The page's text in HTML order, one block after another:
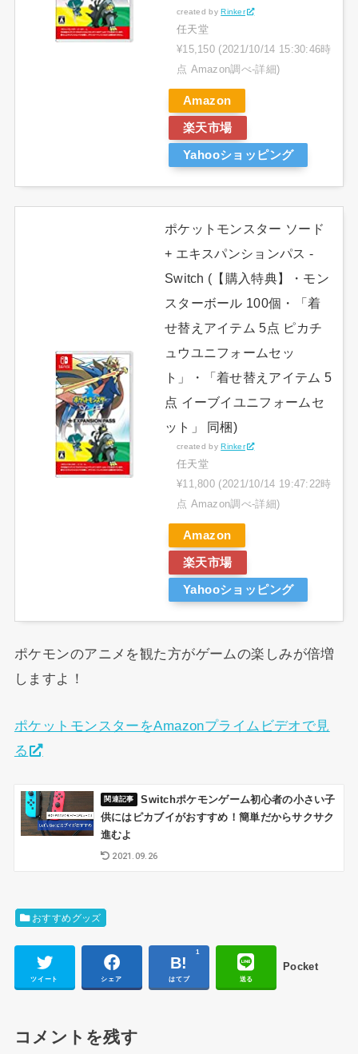
created byRinker
任天堂
¥15,150 (2021/10/14 15:30:46時
点 Amazon調べ-詳細)
Amazon
楽天市場
Yahooショッピング
ポケットモンスター ソード
+ エキスパンションパス -
Switch (【購入特典】・モン
スターボール 100個・「着
せ替えアイテム 5点 ピカチ
ュウユニフォームセッ
ト」・「着せ替えアイテム 5
点 イーブイユニフォームセ
ット」 同梱)
created byRinker
任天堂
¥11,800 (2021/10/14 19:47:22時
点 Amazon調べ-詳細)
Amazon
楽天市場
Yahooショッピング
ポケモンのアニメを観た方がゲームの楽しみが倍増
しますよ！
ポケットモンスターをAmazonプライムビデオで見
る
Switchポケモンゲーム初心者の小さい子
供にはピカブイがおすすめ！簡単だからサクサク
進むよ
2021.09.26
おすすめグッズ
ツイート シェア はてブ
1
送る
Pocket
コメントを残す